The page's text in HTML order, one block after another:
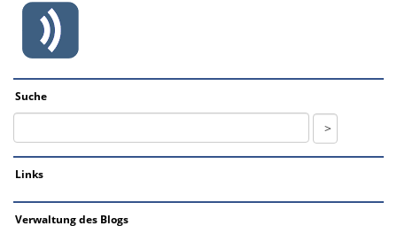
Suche
Links
Verwaltung des Blogs